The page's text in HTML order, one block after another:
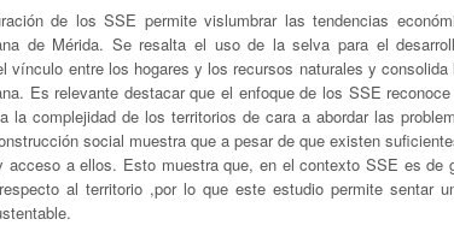
de los SSE permite vislumbrar las tendencias
de Mérida. Se resalta el uso de la selva para el
vínculo entre los hogares y los recursos naturales y
Es relevante destacar que el enfoque de los SSE
la complejidad de los territorios de cara a abordar las
social muestra que a pesar de que existen
acceso a ellos. Esto muestra que, en el contexto SSE es
al territorio ,por lo que este estudio permite sentar